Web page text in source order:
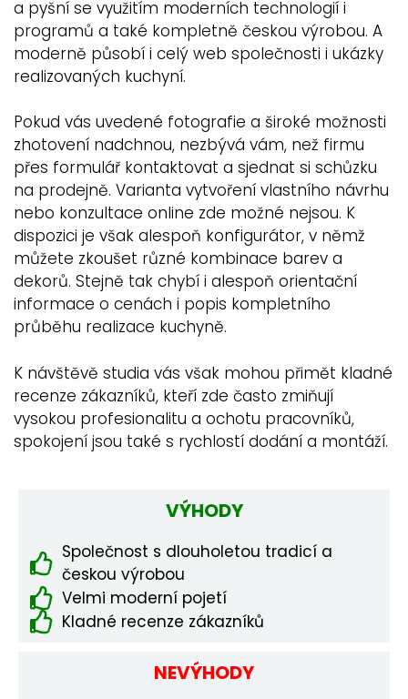
a pyšní se využitím moderních technologií i
programů a také kompletně českou výrobou. A
moderně působí i celý web společnosti i ukázky
realizovaných kuchyní.
Pokud vás uvedené fotografie a široké možnosti
zhotovení nadchnou, nezbývá vám, než firmu
přes formulář kontaktovat a sjednat si schůzku
na prodejně. Varianta vytvoření vlastního návrhu
nebo konzultace online zde možné nejsou. K
dispozici je však alespoň konfigurátor, v němž
můžete zkoušet různé kombinace barev a
dekorů. Stejně tak chybí i alespoň orientační
informace o cenách i popis kompletního
průběhu realizace kuchyně.
K návštěvě studia vás však mohou přimět kladné
recenze zákazníků, kteří zde často zmiňují
vysokou profesionalitu a ochotu pracovníků,
spokojení jsou také s rychlostí dodání a montáží.
VÝHODY
Společnost s dlouholetou tradicí a
českou výrobou
Velmi moderní pojetí
Kladné recenze zákazníků
NEVÝHODY